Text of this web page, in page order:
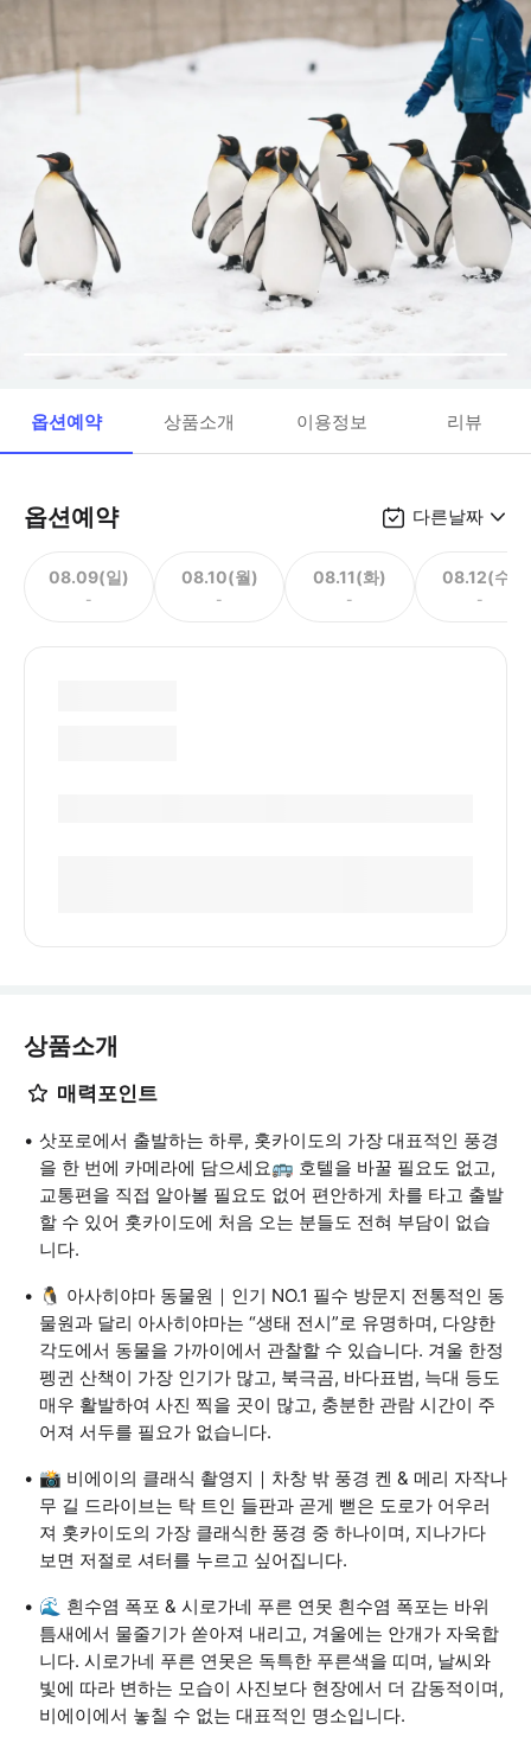
옵션예약 상품소개 이용정보 리뷰
옵션예약 다른날짜
08.09(일)
-
08.10(월)
-
08.11(화)
-
08.12(수)
-
상품소개
매력포인트
삿포로에서 출발하는 하루, 홋카이도의 가장 대표적인 풍경
을 한 번에 카메라에 담으세요🚌 호텔을 바꿀 필요도 없고,
교통편을 직접 알아볼 필요도 없어 편안하게 차를 타고 출발
할 수 있어 홋카이도에 처음 오는 분들도 전혀 부담이 없습
니다.
🐧 아사히야마 동물원｜인기 NO.1 필수 방문지 전통적인 동
물원과 달리 아사히야마는 “생태 전시”로 유명하며, 다양한
각도에서 동물을 가까이에서 관찰할 수 있습니다. 겨울 한정
펭귄 산책이 가장 인기가 많고, 북극곰, 바다표범, 늑대 등도
매우 활발하여 사진 찍을 곳이 많고, 충분한 관람 시간이 주
어져 서두를 필요가 없습니다.
📸 비에이의 클래식 촬영지｜차창 밖 풍경 켄 & 메리 자작나
무 길 드라이브는 탁 트인 들판과 곧게 뻗은 도로가 어우러
져 홋카이도의 가장 클래식한 풍경 중 하나이며, 지나가다
보면 저절로 셔터를 누르고 싶어집니다.
🌊 흰수염 폭포 & 시로가네 푸른 연못 흰수염 폭포는 바위
틈새에서 물줄기가 쏟아져 내리고, 겨울에는 안개가 자욱합
니다. 시로가네 푸른 연못은 독특한 푸른색을 띠며, 날씨와
빛에 따라 변하는 모습이 사진보다 현장에서 더 감동적이며,
비에이에서 놓칠 수 없는 대표적인 명소입니다.